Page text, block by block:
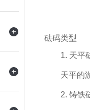
砝码类型
1. 天平
天平的
2. 铸铁